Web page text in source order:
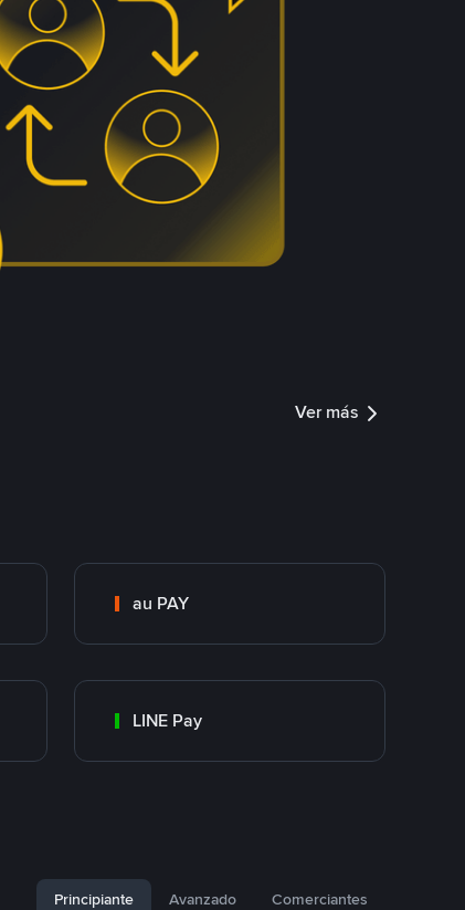
Ver más
au PAY
LINE Pay
Principiante Avanzado Comerciantes